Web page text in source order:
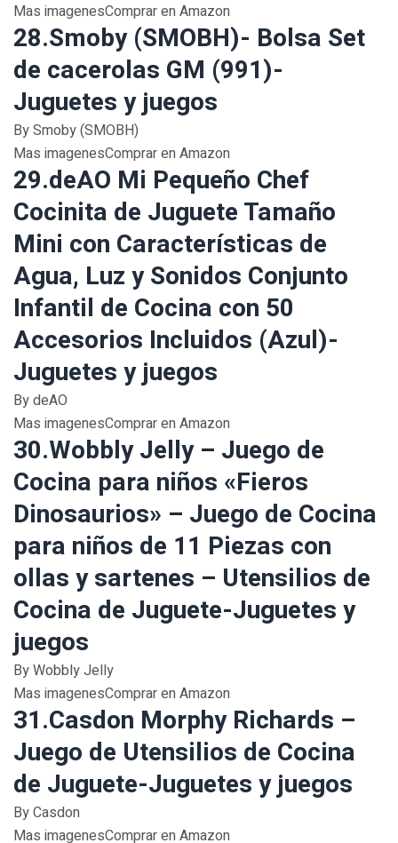
Mas imagenesComprar en Amazon
28.Smoby (SMOBH)- Bolsa Set
de cacerolas GM (991)-
Juguetes y juegos
By Smoby (SMOBH)
Mas imagenesComprar en Amazon
29.deAO Mi Pequeño Chef
Cocinita de Juguete Tamaño
Mini con Características de
Agua, Luz y Sonidos Conjunto
Infantil de Cocina con 50
Accesorios Incluidos (Azul)-
Juguetes y juegos
By deAO
Mas imagenesComprar en Amazon
30.Wobbly Jelly – Juego de
Cocina para niños «Fieros
Dinosaurios» – Juego de Cocina
para niños de 11 Piezas con
ollas y sartenes – Utensilios de
Cocina de Juguete-Juguetes y
juegos
By Wobbly Jelly
Mas imagenesComprar en Amazon
31.Casdon Morphy Richards –
Juego de Utensilios de Cocina
de Juguete-Juguetes y juegos
By Casdon
Mas imagenesComprar en Amazon